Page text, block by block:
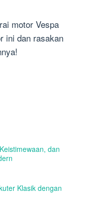
motor Vespa
ini dan rasakan
dan
Klasik dengan